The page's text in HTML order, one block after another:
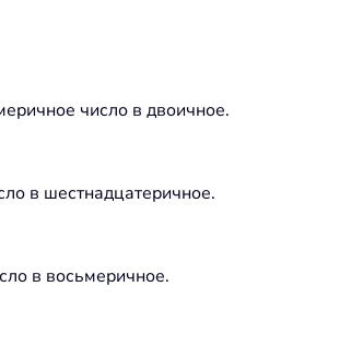
число в двоичное.
в шестнадцатеричное.
в восьмеричное.